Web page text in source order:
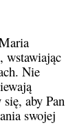
wstawiając
Nie
aby Pan
swojej